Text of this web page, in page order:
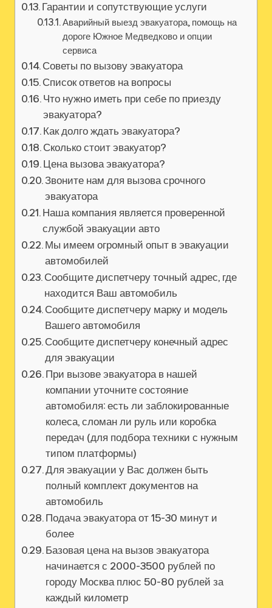
Гарантии и сопутствующие услуги
Аварийный выезд эвакуатора, помощь на
дороге Южное Медведково и опции
сервиса
Советы по вызову эвакуатора
Список ответов на вопросы
Что нужно иметь при себе по приезду
эвакуатора?
Как долго ждать эвакуатора?
Сколько стоит эвакуатор?
Цена вызова эвакуатора?
Звоните нам для вызова срочного
эвакуатора
Наша компания является проверенной
службой эвакуации авто
Мы имеем огромный опыт в эвакуации
автомобилей
Сообщите диспетчеру точный адрес, где
находится Ваш автомобиль
Сообщите диспетчеру марку и модель
Вашего автомобиля
Сообщите диспетчеру конечный адрес
для эвакуации
При вызове эвакуатора в нашей
компании уточните состояние
автомобиля: есть ли заблокированные
колеса, сломан ли руль или коробка
передач (для подбора техники с нужным
типом платформы)
Для эвакуации у Вас должен быть
полный комплект документов на
автомобиль
Подача эвакуатора от 15-30 минут и
более
Базовая цена на вызов эвакуатора
начинается с 2000-3500 рублей по
городу Москва плюс 50-80 рублей за
каждый километр